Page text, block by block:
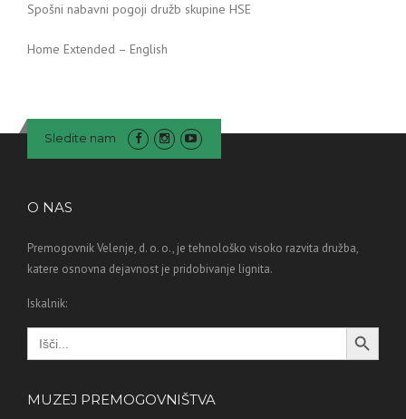
Spošni nabavni pogoji družb skupine HSE
Home Extended – English
Sledite nam
O NAS
Premogovnik Velenje, d. o. o., je tehnološko visoko razvita družba,
katere osnovna dejavnost je pridobivanje lignita.
Iskalnik:
Search
for:
Search Button
MUZEJ PREMOGOVNIŠTVA